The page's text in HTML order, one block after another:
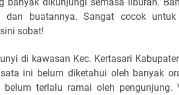
buatannya. Sangat cocok untuk
sobat!
di kawasan Kec. Kertasari
ini belum diketahui oleh banyak
terlalu ramai oleh pengunjung.